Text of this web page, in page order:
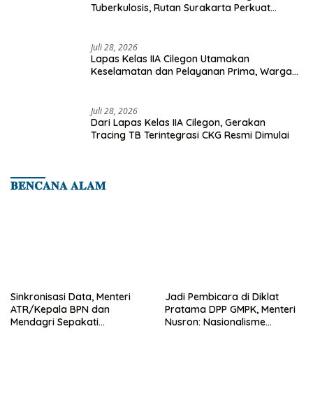
Tuberkulosis, Rutan Surakarta Perkuat
Juli 28, 2026
Lapas Kelas IIA Cilegon Utamakan
Keselamatan dan Pelayanan Prima, Warga
Juli 28, 2026
Dari Lapas Kelas IIA Cilegon, Gerakan
Tracing TB Terintegrasi CKG Resmi Dimulai
𝐁𝐄𝐍𝐂𝐀𝐍𝐀 𝐀𝐋𝐀𝐌
Sinkronisasi Data, Menteri
ATR/Kepala BPN dan
Mendagri Sepakati
Jadi Pembicara di Diklat
Pratama DPP GMPK, Menteri
Nusron: Nasionalisme